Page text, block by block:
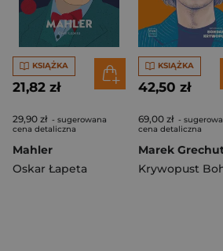
KSIĄŻKA
21,82 zł
29,90 zł - sugerowana
cena detaliczna
Mahler
Oskar Łapeta
KSIĄŻKA
42,50 zł
69,00 zł -
cena detaliczna